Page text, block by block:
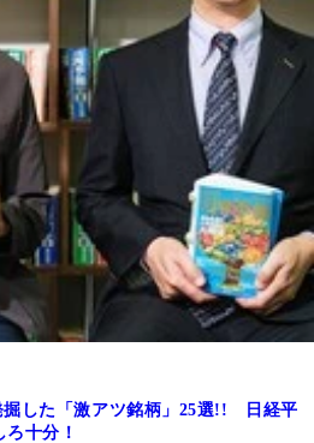
掘した「激アツ銘柄」25選!! 日経平
十分！